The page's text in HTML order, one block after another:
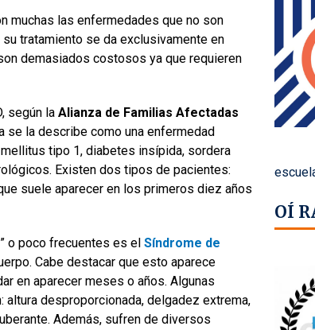
muchas las enfermedades que no son
tratamiento se da exclusivamente en
demasiados costosos ya que requieren
según la Alianza de Familias Afectadas
se la describe como una enfermedad
tipo 1, diabetes insípida, sordera
Existen dos tipos de pacientes:
suele aparecer en los primeros diez años
o poco frecuentes es el Síndrome de
Cabe destacar que esto aparece
en aparecer meses o años. Algunas
desproporcionada, delgadez extrema,
Además, sufren de diversos
OÍ